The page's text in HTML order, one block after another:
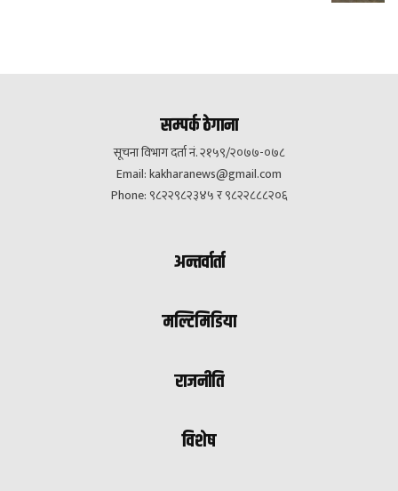
सम्पर्क ठेगाना
सूचना विभाग दर्ता नं. २१५९/२०७७-०७८
Email:kakharanews@gmail.com
Phone: ९८२२९८२३४५ र ९८२२८८८२०६
अन्तर्वार्ता
मल्टिमिडिया
राजनीति
विशेष